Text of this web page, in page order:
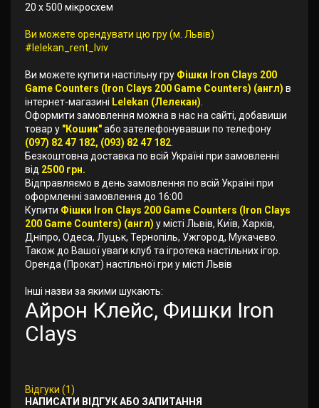
20 х 500 мікросхем
Ви можете орендувати цю гру (м. Львів)
#lelekan_rent_lviv
Ви можете купити настільну гру Фішки Iron Clays 200
Game Counters (Iron Clays 200 Game Counters) (англ) в
інтернет-магазині Lelekan (Лелекан)
Оформити замовлення можна в нас на сайті, добавиши
товар у "Кошик"або зателефонувавши по телефону
(097) 82 47 182, (093) 82 47 182
Безкоштовна доставка по всій Україні при замовленні
від 2500 грн.
Відправляємо в день замовлення по всій Україні при
оформленні замовлення до 16:00
Купити Фішки Iron Clays 200 Game Counters (Iron Clays
200 Game Counters) (англ) у місті Львів, Київ, Харків,
Дніпро, Одеса, Луцьк, Тернопіль, Ужгород, Мукачево.
Також до Вашої уваги клуб та ігротека настільних ігор.
Оренда (Прокат) настільної гри у місті Львів
Інші назви за якими шукають:
Айрон Клейс, Фишки Iron
Clays
Відгуки (1)
НАПИСАТИ ВІДГУК АБО ЗАПИТАННЯ